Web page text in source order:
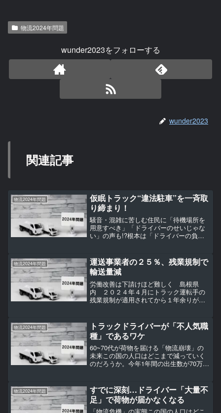
物流2024年問題
wunder2023をフォローする
wunder2023
関連記事
物流2024年問題
仮眠トラック“違法駐車”を一斉取
り締まり！
騒音・混雑に苦しむ住民に「待機場所を
用意すべき」「ドライバーのせいじゃな
い」の声も!?根本は「ドライバーの負荷
べき」意見も大阪府警は2025年4月28
日、大阪市鶴見区...
物流2024年問題
運送事業者の２５％、残業規制で
輸送量減
労働改善は下請けほど難しく 島根県
内 ２０２４年４月にトラック運転手の
残業規制が適用されてから１年余りが経
県内の運送事業者の２４・９％が「輸送
可能量が減少した」とし、３...
物流2024年問題
トラックドライバーが「不人気職
種」であるワケ
60~70代が荷物を届ける「物流崩壊」の
未来この国の人口はどこまで減っていく
のだろうか。今年1年間の出生数が70万人
るのか…2030年に百貨店や銀行が消える
「未来」そん...
物流2024年問題
すでに深刻…ドライバー「大量不
足」で荷物が届かなくなる